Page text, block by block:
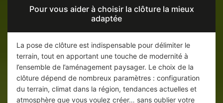
Pour vous aider à choisir la clôture la mieux
adaptée
La pose de clôture est indispensable pour délimiter le
terrain, tout en apportant une touche de modernité à
l’ensemble de l’aménagement paysager. Le choix de la
clôture dépend de nombreux paramètres : configuration
du terrain, climat dans la région, tendances actuelles et
atmosphère que vous voulez créer… sans oublier votre